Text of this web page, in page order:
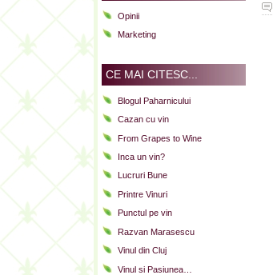
Opinii
Marketing
CE MAI CITESC...
Blogul Paharnicului
Cazan cu vin
From Grapes to Wine
Inca un vin?
Lucruri Bune
Printre Vinuri
Punctul pe vin
Razvan Marasescu
Vinul din Cluj
Vinul si Pasiunea…